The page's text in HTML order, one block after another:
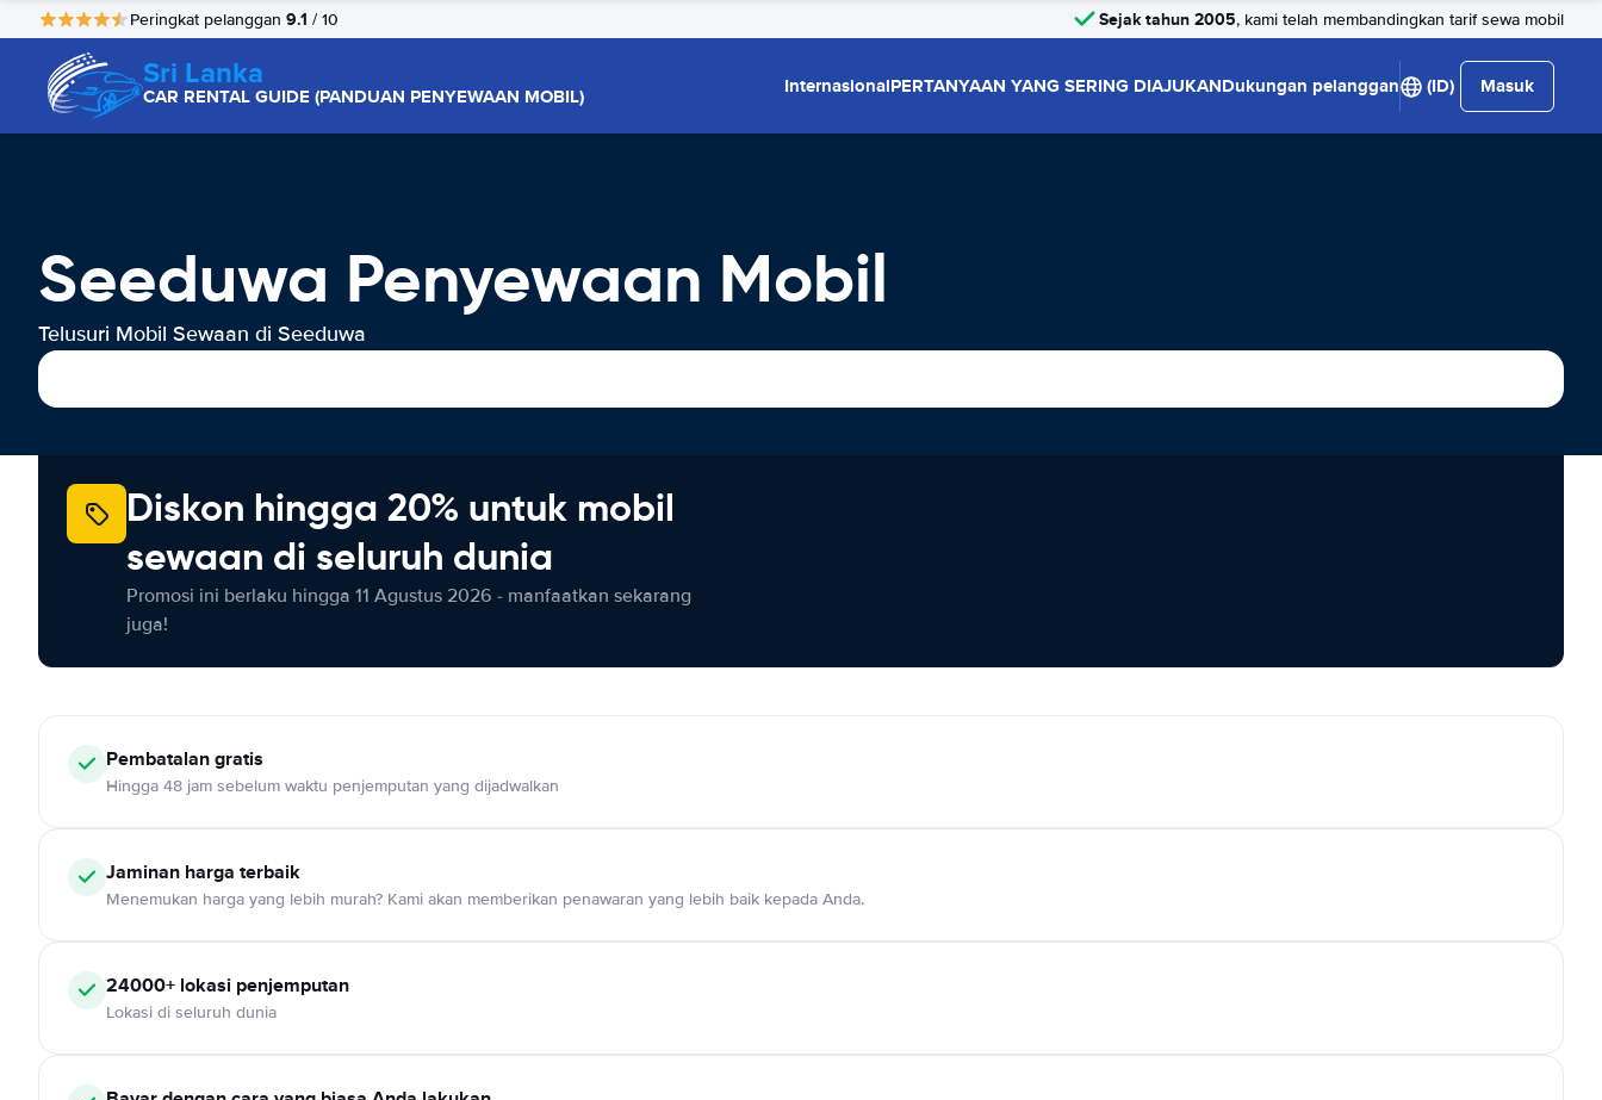
Peringkat pelanggan 9.1 / 10 Sejak tahun 2005, kami telah membandingkan tarif sewa mobil
Sri Lanka
CAR RENTAL GUIDE (PANDUAN PENYEWAAN MOBIL) InternasionalPERTANYAAN YANG SERING DIAJUKANDukungan pelanggan (ID) Masuk
Seeduwa Penyewaan Mobil
Telusuri Mobil Sewaan di Seeduwa
Diskon hingga 20% untuk mobil
sewaan di seluruh dunia
Promosi ini berlaku hingga 11 Agustus 2026 - manfaatkan sekarang
juga!
Pembatalan gratis
Hingga 48 jam sebelum waktu penjemputan yang dijadwalkan
Jaminan harga terbaik
Menemukan harga yang lebih murah? Kami akan memberikan penawaran yang lebih baik kepada Anda.
24000+ lokasi penjemputan
Lokasi di seluruh dunia